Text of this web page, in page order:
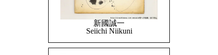
新國誠一
Seiichi Niikuni